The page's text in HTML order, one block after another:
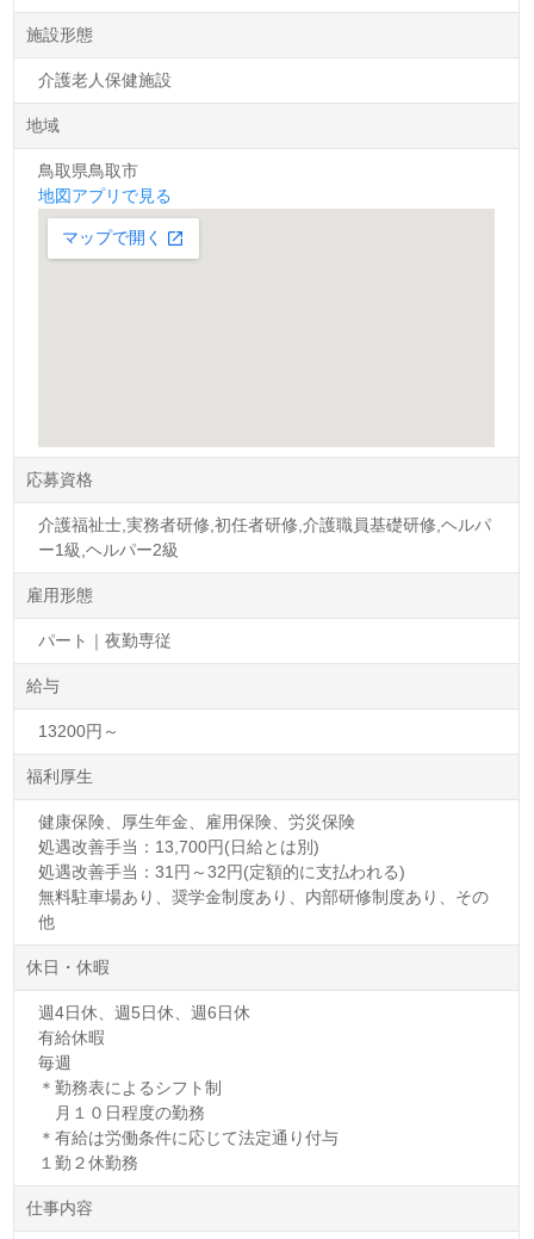
施設形態
介護老人保健施設
地域
鳥取県鳥取市
地図アプリで見る
応募資格
介護福祉士,実務者研修,初任者研修,介護職員基礎研修,ヘルパ
ー1級,ヘルパー2級
雇用形態
パート｜夜勤専従
給与
13200円～
福利厚生
健康保険、厚生年金、雇用保険、労災保険
処遇改善手当：13,700円(日給とは別)
処遇改善手当：31円～32円(定額的に支払われる)
無料駐車場あり、奨学金制度あり、内部研修制度あり、その
他
休日・休暇
週4日休、週5日休、週6日休
有給休暇
毎週
＊勤務表によるシフト制
月１０日程度の勤務
＊有給は労働条件に応じて法定通り付与
１勤２休勤務
仕事内容